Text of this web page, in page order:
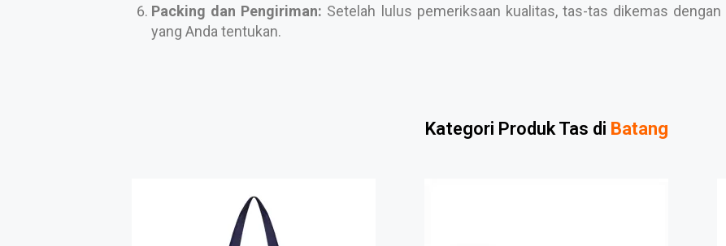
Packing dan Pengiriman: Setelah lulus pemeriksaan kualitas, tas-tas dikemas
yang Anda tentukan.
Kategori Produk Tas di Batang